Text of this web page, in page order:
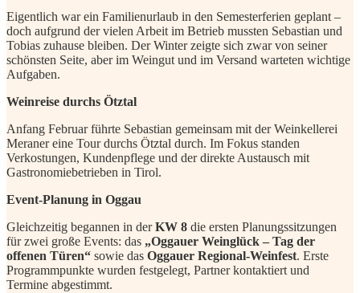
Eigentlich war ein Familienurlaub in den Semesterferien geplant –
doch aufgrund der vielen Arbeit im Betrieb mussten Sebastian und
Tobias zuhause bleiben. Der Winter zeigte sich zwar von seiner
schönsten Seite, aber im Weingut und im Versand warteten wichtige
Aufgaben.
Weinreise durchs Ötztal
Anfang Februar führte Sebastian gemeinsam mit der Weinkellerei
Meraner eine Tour durchs Ötztal durch. Im Fokus standen
Verkostungen, Kundenpflege und der direkte Austausch mit
Gastronomiebetrieben in Tirol.
Event-Planung in Oggau
Gleichzeitig begannen in derKW 8 die ersten Planungssitzungen
für zwei große Events: das „Oggauer Weinglück – Tag der
offenen Türen“ sowie das Oggauer Regional-Weinfest. Erste
Programmpunkte wurden festgelegt, Partner kontaktiert und
Termine abgestimmt.